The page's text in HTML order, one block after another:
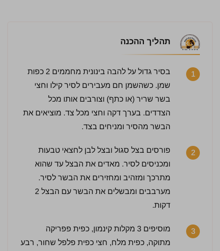
תהליך ההכנה
1
בסיר גדול על להבה בינונית מחממים 2 כפות
שמן. כשהשמן חם מעבירים לסיר קילו וחצי
בשר שריר (או כתף) וצורבים אותו מכל
הצדדים. בערך דקה וחצי מכל צד. מוציאים את
הבשר מהסיר ומניחים בצד.
2
פורסים בצל סגול ובצל לבן לחצאי טבעות
ומכניסים לסיר. מאדים את הבצל עד שהוא
מתרכך ומזהיב ומחזירים את הבשר לסיר.
מערבבים ומבשלים את הבשר עם הבצל 2
דקות.
3
מוסיפים 3 מקלות קינמון, כפית פפריקה
מתוקה, כפית מלח, חצי כפית פלפל שחור, רבע
לחץ כדי לדרג: